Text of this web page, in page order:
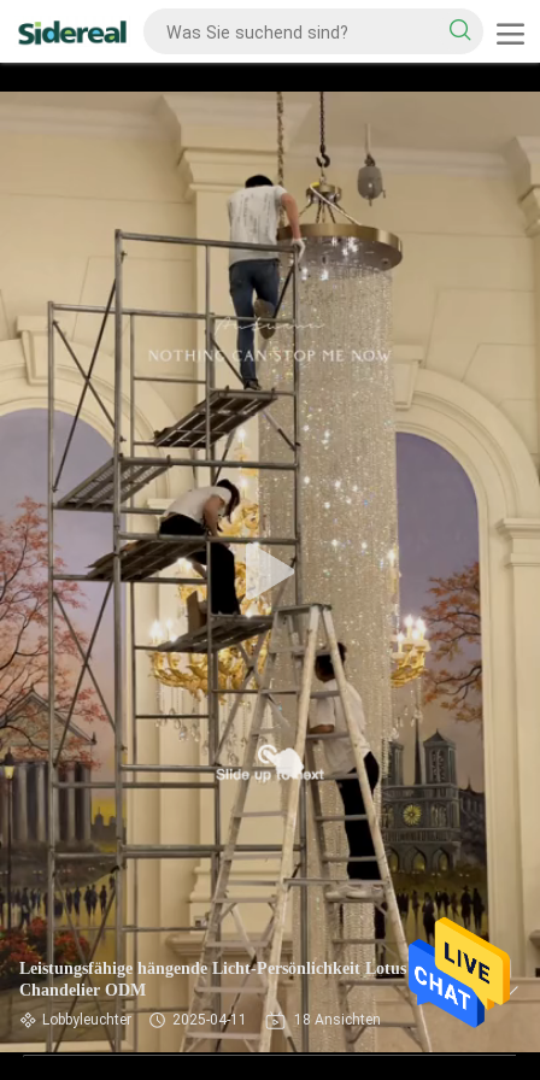
Leistungsfähige hängende Licht-Persönlichkeit Lotus Leaf
Chandelier ODM
Lobbyleuchter 2025-04-11 18 Ansichten